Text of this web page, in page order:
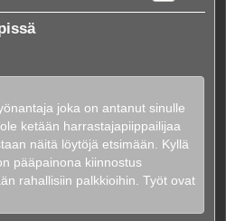
joka on antanut sinulle
ketään harrastajapiippailijaa
näitä löytöjä etsimään. Kyllä
pääpainona kiinnostus
rahallisiin palkkioihin. Työt ovat